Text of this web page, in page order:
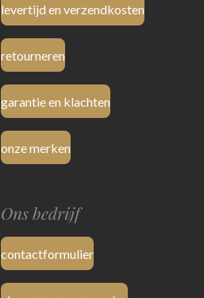
levertijd en verzendkosten
retourneren
garantie en klachten
onze merken
Ons bedrijf
contactformulier